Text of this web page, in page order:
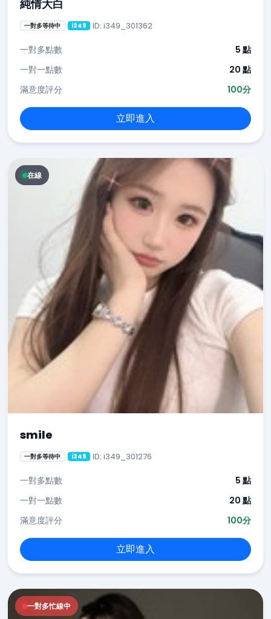
純情大白
一對多等待中 i349 ID: i349_301362
一對多點數
5 點
一對一點數
20 點
滿意度評分
100分
立即進入
在線
smile
一對多等待中 i349 ID: i349_301276
一對多點數
5 點
一對一點數
20 點
滿意度評分
100分
立即進入
一對多忙線中